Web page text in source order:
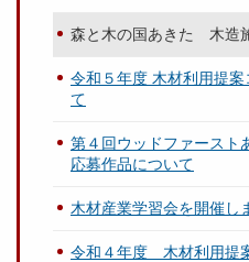
森と木の国あきた 木造
令和５年度 木材利用提
て
第４回ウッドファースト
応募作品について
木材産業学習会を開催し
令和４年度 木材利用提